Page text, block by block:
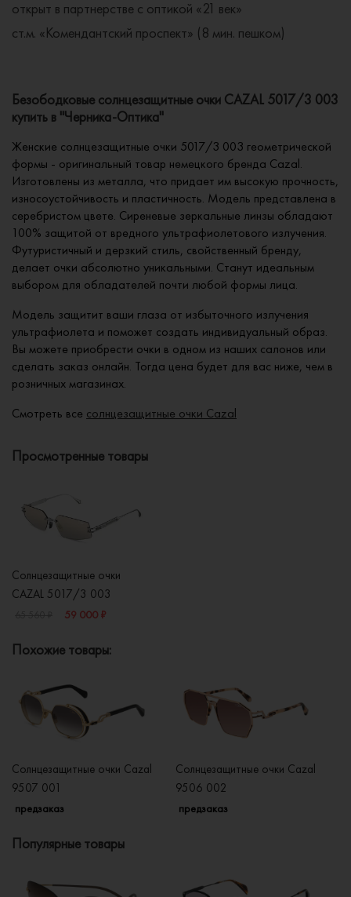
открыт в партнерстве с оптикой «21 век»
ст.м. «Комендантский проспект» (8 мин. пешком)
Безободковые солнцезащитные очки CAZAL 5017/3 003
купить в "Черника-Оптика"
Женские солнцезащитные очки 5017/3 003 геометрической
формы - оригинальный товар немецкого бренда Cazal.
Изготовлены из металла, что придает им высокую прочность,
износоустойчивость и пластичность. Модель представлена в
серебристом цвете. Сиреневые зеркальные линзы обладают
100% защитой от вредного ультрафиолетового излучения.
Футуристичный и дерзкий стиль, свойственный бренду,
делает очки абсолютно уникальными. Станут идеальным
выбором для обладателей почти любой формы лица.
Модель защитит ваши глаза от избыточного излучения
ультрафиолета и поможет создать индивидуальный образ.
Вы можете приобрести очки в одном из наших салонов или
сделать заказ онлайн. Тогда цена будет для вас ниже, чем в
розничных магазинах.
Смотреть все солнцезащитные очки Cazal
Просмотренные товары
Солнцезащитные очки
CAZAL 5017/3 003
59 000 ₽
Похожие товары:
Солнцезащитные очки Cazal
9507 001
предзаказ
Солнцезащитные очки Cazal
9506 002
предзаказ
Популярные товары